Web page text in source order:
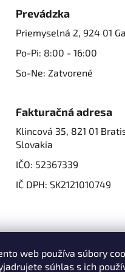
web používa súbory
súhlas s ich
Prevádzka
Priemyselná 2, 924 01
Po-Pi: 8:00 - 16:00
So-Ne: Zatvorené
Fakturačná adresa
Klincová 35, 821 01
Slovakia
IČO: 52367339
IČ DPH: SK2121010749